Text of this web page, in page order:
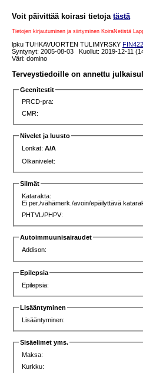
Voit päivittää koirasi tietoja tästä
Tietojen kirjautuminen ja siirtyminen KoiraNetistä
lpku TUHKAVUORTEN TULIMYRSKY
Syntynyt: 2005-08-03 Kuollut: 2019-12-11
Väri: domino
Terveystiedoille on annettu
Geenitestit
PRCD-pra:
CMR:
Nivelet ja luusto
Lonkat:A/A
Olkanivelet:
Silmät
Katarakta:
Ei per./vähämerk./avoin/epäilyttävä
PHTVL/PHPV:
Autoimmuunisairaudet
Addison:
Epilepsia
Epilepsia:
Lisääntyminen
Lisääntyminen:
Sisäelimet yms.
Maksa:
Kurkku: